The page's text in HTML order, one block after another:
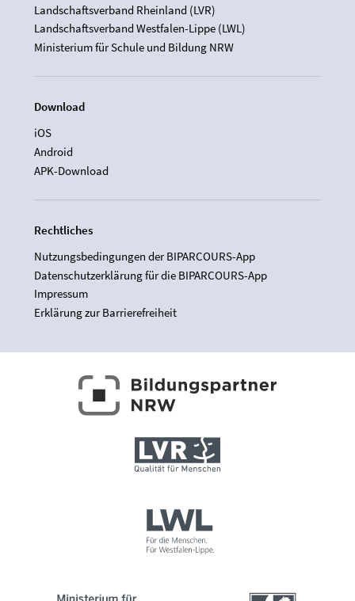
Landschaftsverband Rheinland (LVR)
Landschaftsverband Westfalen-Lippe (LWL)
Ministerium für Schule und Bildung NRW
Download
iOS
Android
APK-Download
Rechtliches
Nutzungsbedingungen der BIPARCOURS-App
Datenschutzerklärung für die BIPARCOURS-App
Impressum
Erklärung zur Barrierefreiheit